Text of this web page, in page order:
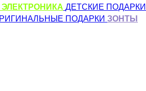
ДЕТСКИЕ ПОДАРКИ
ПОДАРКИ ЗОНТЫ